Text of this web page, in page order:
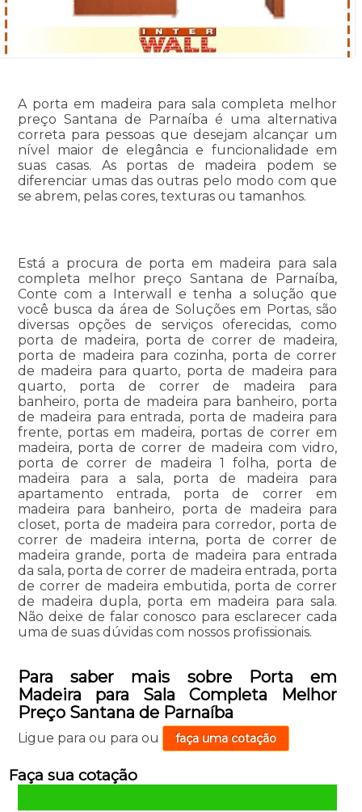
A porta em madeira para sala completa melhor
preço Santana de Parnaíba é uma alternativa
correta para pessoas que desejam alcançar um
nível maior de elegância e funcionalidade em
suas casas. As portas de madeira podem se
diferenciar umas das outras pelo modo com que
se abrem, pelas cores, texturas ou tamanhos.
Está a procura de porta em madeira para sala
completa melhor preço Santana de Parnaíba,
Conte com a Interwall e tenha a solução que
você busca da área de Soluções em Portas, são
diversas opções de serviços oferecidas, como
porta de madeira, porta de correr de madeira,
porta de madeira para cozinha, porta de correr
de madeira para quarto, porta de madeira para
quarto, porta de correr de madeira para
banheiro, porta de madeira para banheiro, porta
de madeira para entrada, porta de madeira para
frente, portas em madeira, portas de correr em
madeira, porta de correr de madeira com vidro,
porta de correr de madeira 1 folha, porta de
madeira para a sala, porta de madeira para
apartamento entrada, porta de correr em
madeira para banheiro, porta de madeira para
closet, porta de madeira para corredor, porta de
correr de madeira interna, porta de correr de
madeira grande, porta de madeira para entrada
da sala, porta de correr de madeira entrada, porta
de correr de madeira embutida, porta de correr
de madeira dupla, porta em madeira para sala.
Não deixe de falar conosco para esclarecer cada
uma de suas dúvidas com nossos profissionais.
Para saber mais sobre Porta em
Madeira para Sala Completa Melhor
Preço Santana de Parnaíba
Ligue para ou para ou faça uma cotação
Faça sua cotação